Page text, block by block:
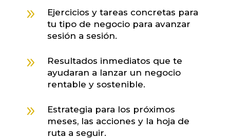
9
Ejercicios y tareas concretas para
tu tipo de negocio para avanzar
sesión a sesión.
9
Resultados inmediatos que te
ayudaran a lanzar un negocio
rentable y sostenible.
9
Estrategia para los próximos
meses, las acciones y la hoja de
ruta a seguir.